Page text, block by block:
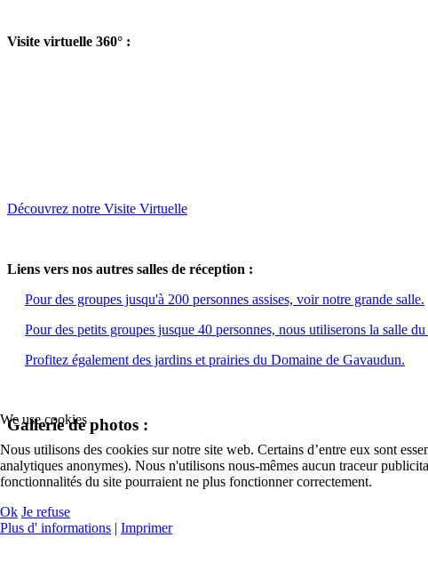
Visite virtuelle 360° :
Découvrez notre Visite Virtuelle
Liens vers nos autres salles de réception :
Pour des groupes jusqu'à 200 personnes assises, voir notre grande salle.
Pour des petits groupes jusque 40 personnes, nous utiliserons la salle du
Profitez également des jardins et prairies du Domaine de Gavaudun.
Gallerie de photos :
We use cookies
Nous utilisons des cookies sur notre site web. Certains d’entre eux sont
analytiques anonymes). Nous n'utilisons nous-mêmes aucun traceur
fonctionnalités du site pourraient ne plus fonctionner correctement.
Ok Je refuse
Plus d' informations | Imprimer